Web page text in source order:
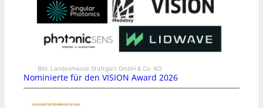
Bild: Landesmesse Stuttgart GmbH & Co. KG
Nominierte für den VISION Award 2026